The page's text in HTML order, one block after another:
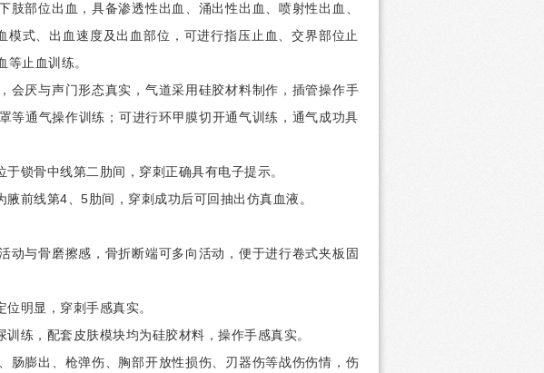
部位出血，具备渗透性出血、涌出性出血、喷射性出血、
式、出血速度及出血部位，可进行指压止血、交界部位止
止血训练。
会厌与声门形态真实，气道采用硅胶材料制作，插管操作手
等通气操作训练；可进行环甲膜切开通气训练，通气成功具
锁骨中线第二肋间，穿刺正确具有电子提示。
前线第4、5肋间，穿刺成功后可回抽出仿真血液。
动与骨磨擦感，骨折断端可多向活动，便于进行卷式夹板固
明显，穿刺手感真实。
练，配套皮肤模块均为硅胶材料，操作手感真实。
肠膨出、枪弹伤、胸部开放性损伤、刃器伤等战伤伤情，伤